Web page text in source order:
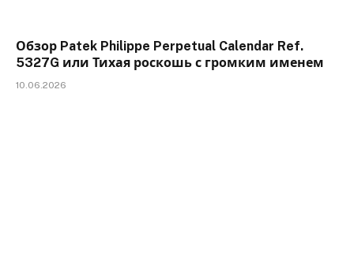
Обзор Patek Philippe Perpetual Calendar Ref.
5327G или Тихая роскошь с громким именем
10.06.2026